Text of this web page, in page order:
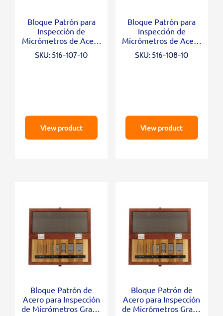
Bloque Patrón para
Inspección de
Micrómetros de Acero
Grado 1, 10 Blocks,
Opt. Parallel 12mm
SKU: 516-107-10
View product
Bloque Patrón para
Inspección de
Micrómetros de Acero
Grado 2, 10 Blocks,
Opt. Parallel 12mm
SKU: 516-108-10
View product
Bloque Patrón de
Acero para Inspección
de Micrómetros Grado
Bloque Patrón de
Acero para Inspección
de Micrómetros Grado